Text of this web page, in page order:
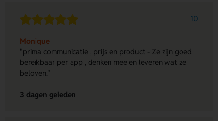
10
Monique
"prima communicatie , prijs en product - Ze zijn goed
bereikbaar per app , denken mee en leveren wat ze
beloven."
3 dagen geleden